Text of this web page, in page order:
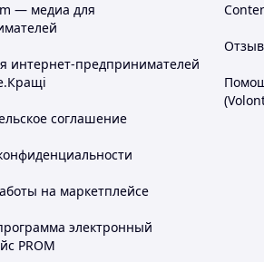
— медиа для
интернет-предпринимателей
соглашение
на маркетплейсе
электронный
PROM